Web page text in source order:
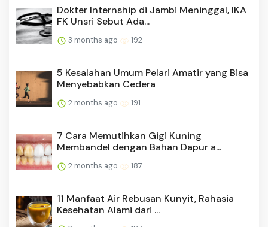
Dokter Internship di Jambi Meninggal, IKA
FK Unsri Sebut Ada...
3 months ago 192
5 Kesalahan Umum Pelari Amatir yang Bisa
Menyebabkan Cedera
2 months ago 191
7 Cara Memutihkan Gigi Kuning
Membandel dengan Bahan Dapur a...
2 months ago 187
11 Manfaat Air Rebusan Kunyit, Rahasia
Kesehatan Alami dari ...